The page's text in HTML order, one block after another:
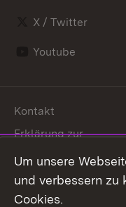
X / Twitter
Youtube
Kontakt
Erklärung zur
Impressum
Um unsere
und verbessern zu
Cookies.